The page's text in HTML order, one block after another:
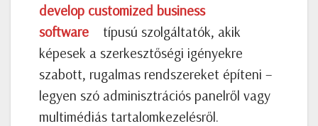
develop customized business
software
típusú szolgáltatók, akik
képesek a szerkesztőségi igényekre
szabott, rugalmas rendszereket építeni –
legyen szó adminisztrációs panelről vagy
multimédiás tartalomkezelésről.